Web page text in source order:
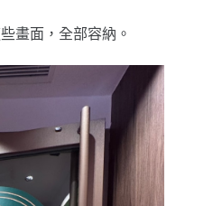
畫面，全部容納。